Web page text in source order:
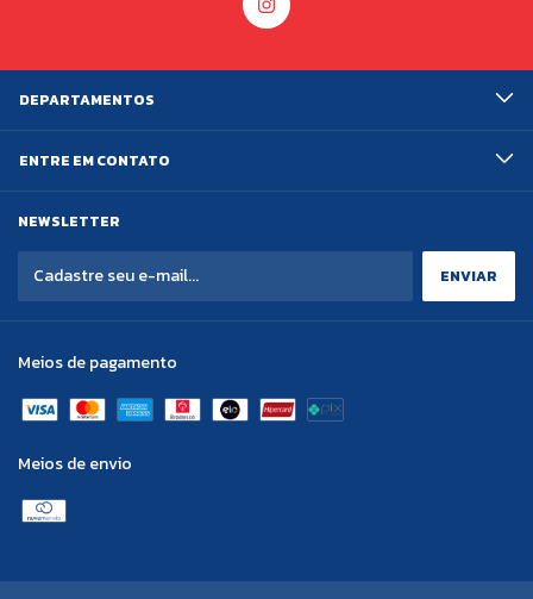
DEPARTAMENTOS
ENTRE EM CONTATO
NEWSLETTER
Meios de pagamento
Meios de envio